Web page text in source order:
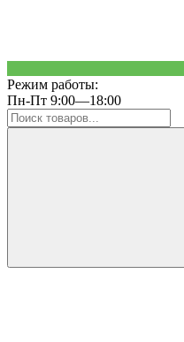
Режим работы:
Пн-Пт 9:00—18:00